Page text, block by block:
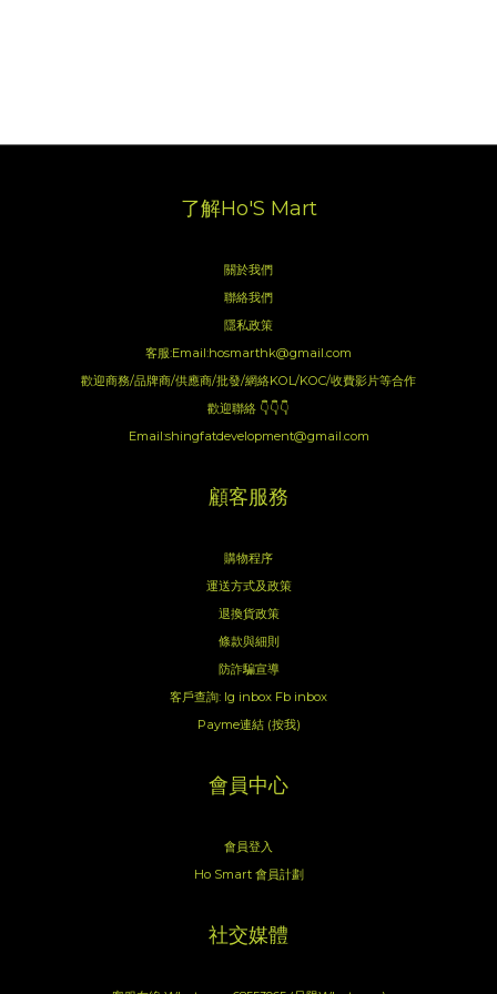
了解Ho'S Mart
關於我們
聯絡我們
隱私政策
客服:Email:hosmarthk@gmail.com
歡迎商務/品牌商/供應商/批發/網絡KOL/KOC/收費影片等合作
歡迎聯絡 👇👇👇
Email:shingfatdevelopment@gmail.com
顧客服務
購物程序
運送方式及政策
退換貨政策
條款與細則
防詐騙宣導
客戶查詢: Ig inbox Fb inbox
Payme連結 (按我)
會員中心
會員登入
Ho Smart 會員計劃
社交媒體